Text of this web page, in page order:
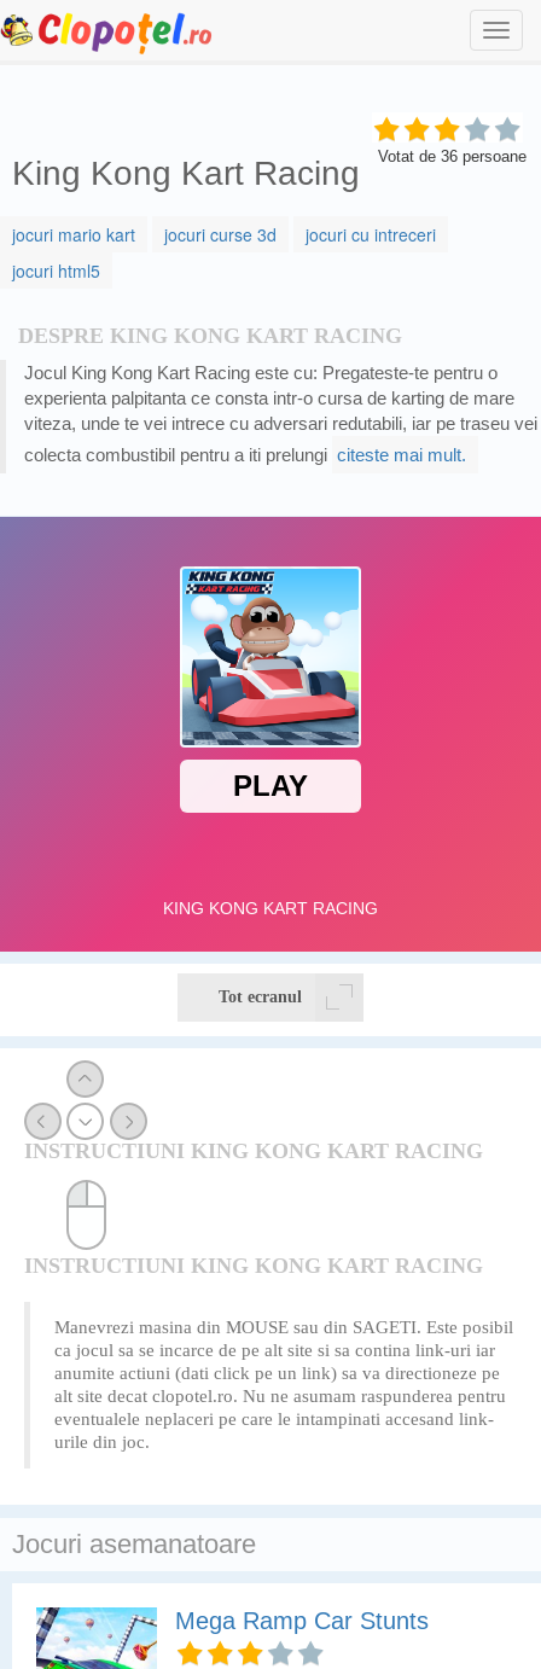
King Kong Kart Racing Votat de 36 persoane
jocuri mario kart jocuri curse 3d
jocuri cu intreceri
jocuri html5
DESPRE KING KONG KART RACING
Jocul King Kong Kart Racing este cu: Pregateste-te pentru o
experienta palpitanta ce consta intr-o cursa de karting de mare
viteza, unde te vei intrece cu adversari redutabili, iar pe traseu vei
colecta combustibil pentru a iti prelungi citeste mai mult.
Tot ecranul
INSTRUCTIUNI KING KONG KART RACING
INSTRUCTIUNI KING KONG KART RACING
Manevrezi masina din MOUSE sau din SAGETI. Este posibil
ca jocul sa se incarce de pe alt site si sa contina link-uri iar
anumite actiuni (dati click pe un link) sa va directioneze pe
alt site decat clopotel.ro. Nu ne asumam raspunderea pentru
eventualele neplaceri pe care le intampinati accesand link-
urile din joc.
Jocuri asemanatoare
Mega Ramp Car Stunts